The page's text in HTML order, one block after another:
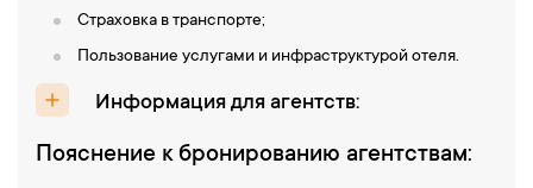
Страховка в транспорте;
Пользование услугами и инфраструктурой отеля.
Информация для агентств:
Пояснение к бронированию агентствам: